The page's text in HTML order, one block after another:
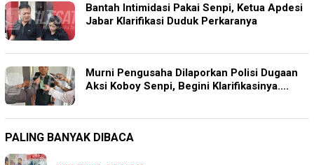
Bantah Intimidasi Pakai Senpi, Ketua Apdesi
Jabar Klarifikasi Duduk Perkaranya
Murni Pengusaha Dilaporkan Polisi Dugaan
Aksi Koboy Senpi, Begini Klarifikasinya….
PALING BANYAK DIBACA